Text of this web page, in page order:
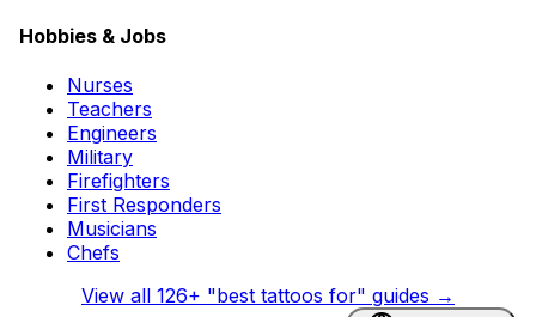
Hobbies & Jobs
Nurses
Teachers
Engineers
Military
Firefighters
First Responders
Musicians
Chefs
View all 126+ "best tattoos for" guides →